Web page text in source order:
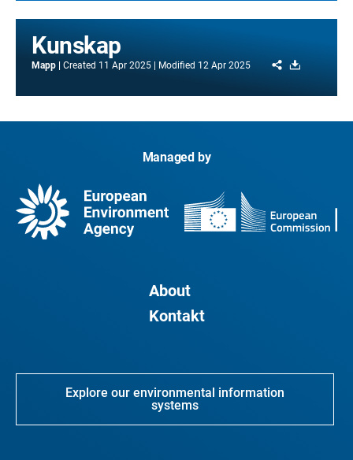
Kunskap
Mapp Created 11 Apr 2025 Modified 12 Apr 2025 Share
Managed by
About
Kontakt
Explore our environmental information
systems